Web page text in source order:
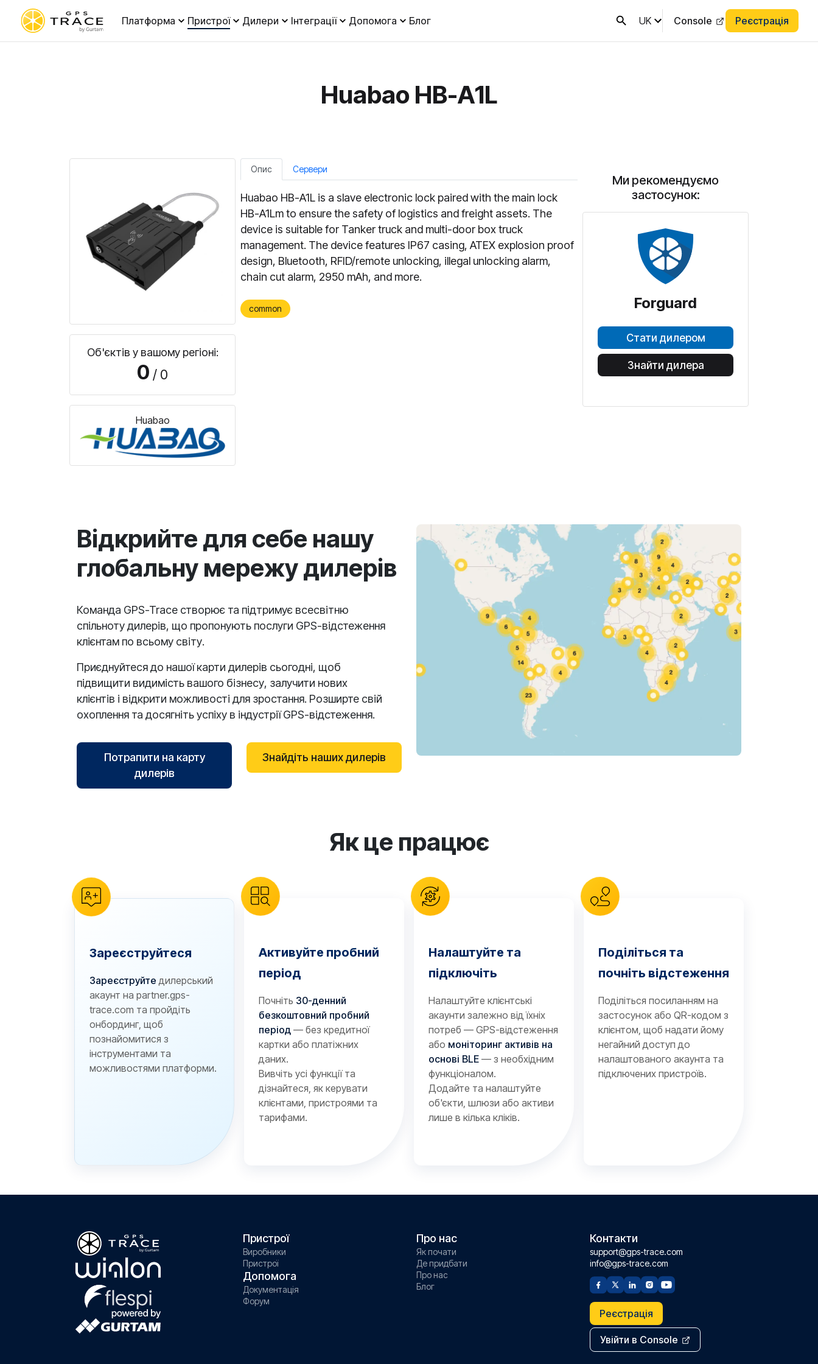
Платформа Пристрої Дилери Інтеграції Допомога Блог UK Console Реєстрація
Huabao HB-A1L
Об'єктів у вашому регіоні:
0 / 0
Huabao
Опис Сервери
Huabao HB-A1L is a slave electronic lock paired with the main lock
HB-A1Lm to ensure the safety of logistics and freight assets. The
device is suitable for Tanker truck and multi-door box truck
management. The device features IP67 casing, ATEX explosion proof
design, Bluetooth, RFID/remote unlocking, illegal unlocking alarm,
chain cut alarm, 2950 mAh, and more.
common
Ми рекомендуємо
застосунок:
Forguard
Стати дилером
Знайти дилера
Відкрийте для себе нашу
глобальну мережу дилерів
Команда GPS-Trace створює та підтримує всесвітню
спільноту дилерів, що пропонують послуги GPS-відстеження
клієнтам по всьому світу.
Приєднуйтеся до нашої карти дилерів сьогодні, щоб
підвищити видимість вашого бізнесу, залучити нових
клієнтів і відкрити можливості для зростання. Розширте свій
охоплення та досягніть успіху в індустрії GPS-відстеження.
Потрапити на карту
дилерів
Знайдіть наших дилерів
Як це працює
Зареєструйтеся
Зареєструйте дилерський
акаунт на partner.gps-
trace.com та пройдіть
онбординг, щоб
познайомитися з
інструментами та
можливостями платформи.
Активуйте пробний
період
Почніть 30-денний
безкоштовний пробний
період — без кредитної
картки або платіжних
даних.
Вивчіть усі функції та
дізнайтеся, як керувати
клієнтами, пристроями та
тарифами.
Налаштуйте та
підключіть
Налаштуйте клієнтські
акаунти залежно від їхніх
потреб — GPS-відстеження
або моніторинг активів на
основі BLE — з необхідним
функціоналом.
Додайте та налаштуйте
об'єкти, шлюзи або активи
лише в кілька кліків.
Поділіться та
почніть відстеження
Поділіться посиланням на
застосунок або QR-кодом з
клієнтом, щоб надати йому
негайний доступ до
налаштованого акаунта та
підключених пристроїв.
Пристрої
Виробники
Пристрої
Допомога
Документація
Форум
Про нас
Як почати
Де придбати
Про нас
Блог
Контакти
support@gps-trace.com
info@gps-trace.com
Реєстрація
Увійти в Console